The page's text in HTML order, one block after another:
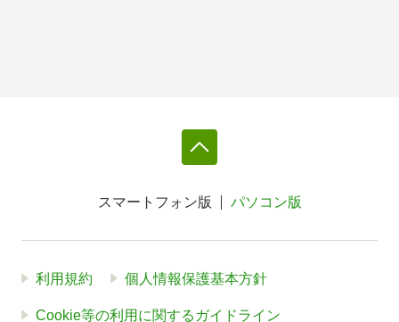
スマートフォン版 パソコン版
利用規約 個人情報保護基本方針
Cookie等の利用に関するガイドライン